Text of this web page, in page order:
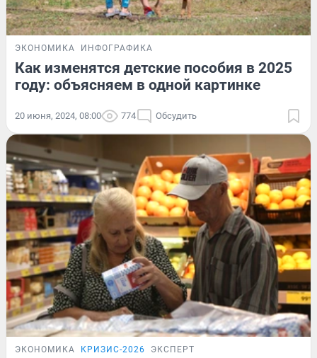
ЭКОНОМИКА ИНФОГРАФИКА
Как изменятся детские пособия в 2025
году: объясняем в одной картинке
20 июня, 2024, 08:00 774 Обсудить
ЭКОНОМИКА КРИЗИС-2026 ЭКСПЕРТ